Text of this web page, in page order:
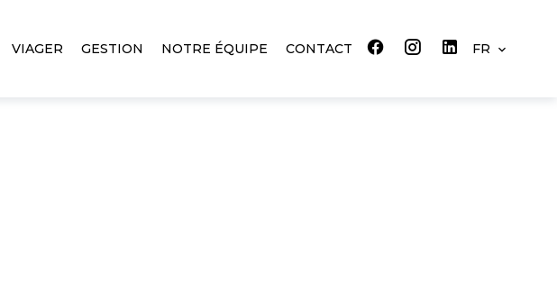
VIAGER GESTION NOTRE ÉQUIPE CONTACT FR